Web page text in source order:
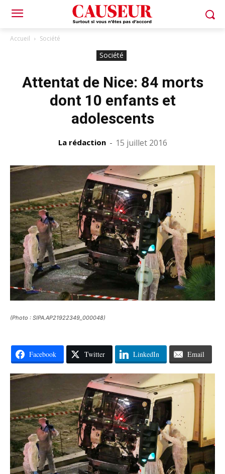
Accueil Société
Société
Attentat de Nice: 84 morts
dont 10 enfants et
adolescents
La rédaction - 15 juillet 2016
(Photo : SIPA.AP21922349_000048)
Facebook Twitter LinkedIn Email